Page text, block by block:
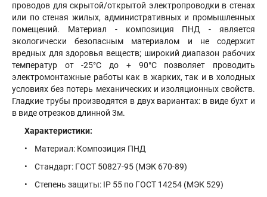
проводов для скрытой/открытой электропроводки в стенах
или по стеная жилых, административных и промышленных
помещений. Материал - композиция ПНД - является
экологически безопасным материалом и не содержит
вредных для здоровья веществ; широкий диапазон рабочих
температур от -25°С до + 90°С позволяет проводить
электромонтажные работы как в жарких, так и в холодных
условиях без потерь механических и изоляционных свойств.
Гладкие трубы производятся в двух вариантах: в виде бухт и
в виде отрезков длинной 3м.
Характеристики:
• Материал: Композиция ПНД
• Стандарт: ГОСТ 50827-95 (МЭК 670-89)
• Степень защиты: IP 55 по ГОСТ 14254 (МЭК 529)